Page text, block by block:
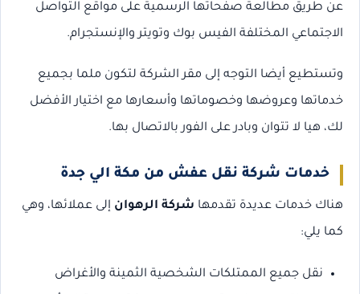
عن طريق مطالعة صفحاتها الرسمية على مواقع التواصل
الاجتماعي المختلفة الفيس بوك وتويتر والإنستجرام.
وتستطيع أيضا التوجه إلى مقر الشركة لتكون ملما بجميع
خدماتها وعروضها وخصوماتها وأسعارها مع اختيار الأفضل
لك، هيا لا تتوان وبادر على الفور بالاتصال بها.
خدمات شركة نقل عفش من مكة الي جدة
هناك خدمات عديدة تقدمها شركة الرهوان إلى عملائها، وهي
كما يلي:
نقل جميع الممتلكات الشخصية الثمينة والأغراض